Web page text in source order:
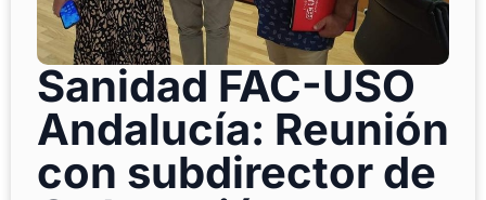
Sanidad FAC-USO
Andalucía: Reunión
con subdirector de